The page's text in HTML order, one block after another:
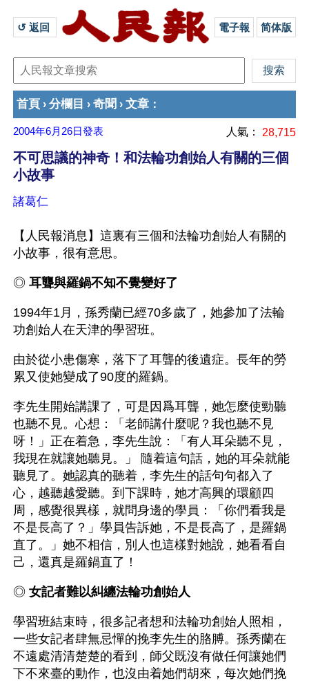
↺ 返回 電子報 简体版
首頁 › 分欄目 › 奇聞 › 文章 ：
2004年6月26日發表 人氣： 28,715
不可思議的神奇！和法輪功創始人有關的三個
小故事
諸葛仁
【人民報消息】這裏有三個和法輪功創始人有關的
小故事，很有意思。
◎ 耳聾與羅鍋不知不覺變好了
1994年1月，孫秀蘭已經70多歲了，她參加了法輪
功創始人在天津的學習班。
由於從小患傷寒，落下了耳聾的後遺症。長年的勞
累又使她變成了90度的羅鍋。
李先生開始講課了，可是因爲耳聾，她怎麼使勁聽
也聽不見。心想：「老師講什麼呢？我也聽不見
呀！」正在着急，李先生說：「有人耳朵聽不見，
我現在就讓她聽見。」 隨着這句話，她的耳朵就能
聽見了。她認真的聽着，李先生的話句句都入了
心，越聽越愛聽。到下課時，她才高興的環顧四
周，感覺很異樣，就問身邊的學員：「你們看我是
不是長高了？」學員告訴她，不是長高了，是羅鍋
直了。」她不相信，別人也這樣對她說，她看看自
己，還真是羅鍋直了！
◎ 女記者難以糾纏法輪功創始人
學習班結束時，很多記者想和法輪功創始人照相，
一些女記者肆無忌憚的挽李先生的胳膊。孫秀蘭在
不遠處清清楚楚的看到，師父既沒有做任何讓她們
下不來臺的動作，也沒由着她們胡來，每次她們挽